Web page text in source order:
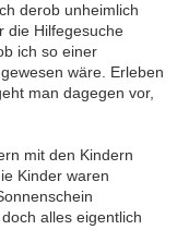
derob unheimlich
die Hilfegesuche
ich so einer
wäre. Erleben
man dagegen vor,
mit den Kindern
Kinder waren
alles eigentlich